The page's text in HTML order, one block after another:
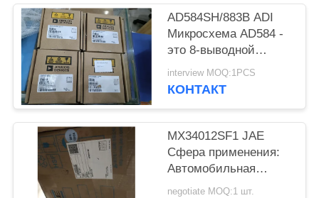
AD584SH/883B ADI
Микросхема AD584 -
это 8-выводной
прецизионный
источник опорного
программирования
выводов.
interview MOQ:1PCS
КОНТАКТ
MX34012SF1 JAE
Сфера применения:
Автомобильная
женская розетка
negotiate MOQ:1 шт.